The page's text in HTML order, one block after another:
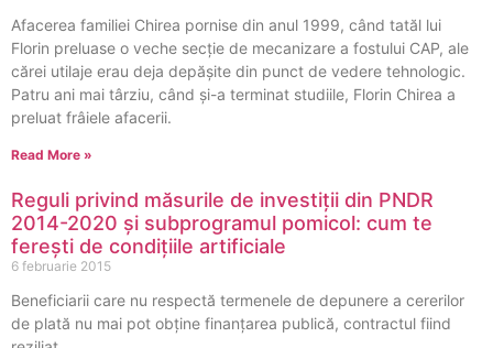
Afacerea familiei Chirea pornise din anul 1999, când tatăl lui
Florin preluase o veche secţie de mecanizare a fostului CAP, ale
cărei utilaje erau deja depășite din punct de vedere tehnologic.
Patru ani mai târziu, când și-a terminat studiile, Florin Chirea a
preluat frâiele afacerii.
Read More »
Reguli privind măsurile de investiții din PNDR
2014-2020 și subprogramul pomicol: cum te
ferești de condițiile artificiale
6 februarie 2015
Beneficiarii care nu respectă termenele de depunere a cererilor
de plată nu mai pot obține finanțarea publică, contractul fiind